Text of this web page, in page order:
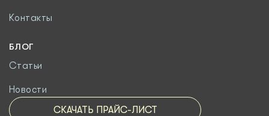
Контакты
БЛОГ
Статьи
Новости
СКАЧАТЬ ПРАЙС-ЛИСТ